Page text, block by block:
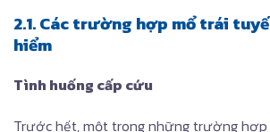
2.1. Các trường hợp mổ trái
hiểm
Tình huống cấp cứu
Trước hết, một trong những trường